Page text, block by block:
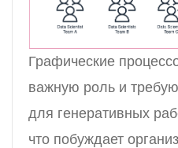
Графические
важную роль и
для генеративных
что побуждает